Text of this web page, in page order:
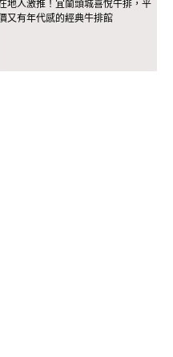
地人激推！宜蘭頭城喜悅牛排，平
又有年代感的經典牛排館